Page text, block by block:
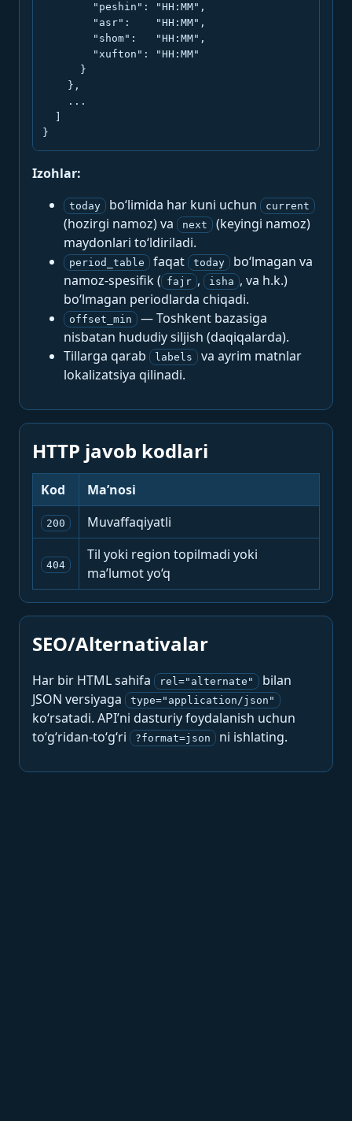
        "peshin": "HH:MM",
        "asr":    "HH:MM",
        "shom":   "HH:MM",
        "xufton": "HH:MM"
      }
    },
    ...
}
Izohlar:
today bo‘limida har kuni uchun current
(hozirgi namoz) va next
(keyingi namoz)
maydonlari to‘ldiriladi.
period_table faqat today
bo‘lmagan va
namoz-spesifik ( fajr , isha , va h.k.)
bo‘lmagan periodlarda chiqadi.
offset_min
— Toshkent bazasiga
nisbatan hududiy siljish (daqiqalarda).
Tillarga qarab
labels
va ayrim matnlar
lokalizatsiya qilinadi.
HTTP javob kodlari
Kod Ma’nosi
200 Muvaffaqiyatli
404
Til yoki region topilmadi yoki
ma’lumot yo‘q
SEO/Alternativalar
Har bir HTML sahifa rel="alternate"
bilan
JSON versiyaga
type="application/json"
ko‘rsatadi. API’ni dasturiy foydalanish uchun
to‘g‘ridan-to‘g‘ri
?format=json ni ishlating.